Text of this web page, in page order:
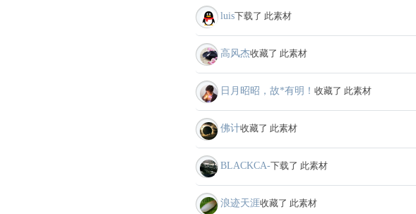
luis下载了 此素材
高风杰收藏了 此素材
日月昭昭，故*有明！ 收藏了 此素材
佛计收藏了 此素材
BLACKCA-下载了 此素材
浪迹天涯收藏了 此素材